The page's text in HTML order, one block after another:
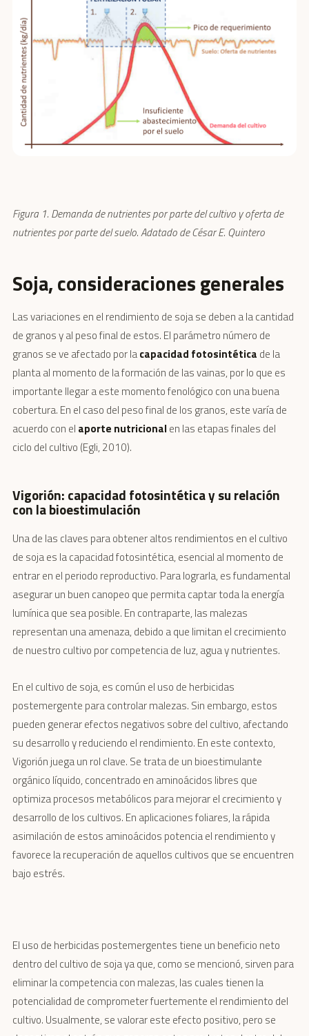
Figura 1. Demanda de nutrientes por parte del cultivo y oferta de
nutrientes por parte del suelo. Adatado de César E. Quintero
Soja, consideraciones generales
Las variaciones en el rendimiento de soja se deben a la cantidad
de granos y al peso final de estos. El parámetro número de
granos se ve afectado por lacapacidad fotosintética de la
planta al momento de la formación de las vainas, por lo que es
importante llegar a este momento fenológico con una buena
cobertura. En el caso del peso final de los granos, este varía de
acuerdo con el aporte nutricional en las etapas finales del
ciclo del cultivo (Egli, 2010).
Vigorión: capacidad fotosintética y su relación
con la bioestimulación
Una de las claves para obtener altos rendimientos en el cultivo
de soja es la capacidad fotosintética, esencial al momento de
entrar en el periodo reproductivo. Para lograrla, es fundamental
asegurar un buen canopeo que permita captar toda la energía
lumínica que sea posible. En contraparte, las malezas
representan una amenaza, debido a que limitan el crecimiento
de nuestro cultivo por competencia de luz, agua y nutrientes.
En el cultivo de soja, es común el uso de herbicidas
postemergente para controlar malezas. Sin embargo, estos
pueden generar efectos negativos sobre del cultivo, afectando
su desarrollo y reduciendo el rendimiento. En este contexto,
Vigorión juega un rol clave. Se trata de un bioestimulante
orgánico líquido, concentrado en aminoácidos libres que
optimiza procesos metabólicos para mejorar el crecimiento y
desarrollo de los cultivos. En aplicaciones foliares, la rápida
asimilación de estos aminoácidos potencia el rendimiento y
favorece la recuperación de aquellos cultivos que se encuentren
bajo estrés.
El uso de herbicidas postemergentes tiene un beneficio neto
dentro del cultivo de soja ya que, como se mencionó, sirven para
eliminar la competencia con malezas, las cuales tienen la
potencialidad de comprometer fuertemente el rendimiento del
cultivo. Usualmente, se valorar este efecto positivo, pero se